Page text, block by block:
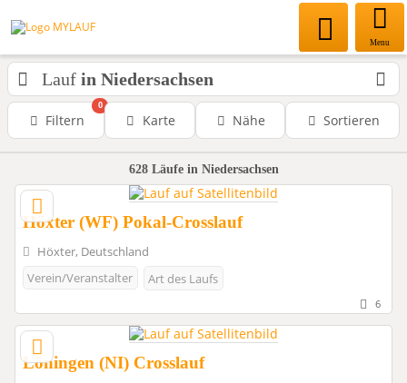
Menu
Lauf in Niedersachsen
Filtern
0
Karte Nähe Sortieren
628Läufe in Niedersachsen
Höxter (WF) Pokal-Crosslauf
Höxter, Deutschland
Verein/Veranstalter
Art des Laufs
6
Löningen (NI) Crosslauf